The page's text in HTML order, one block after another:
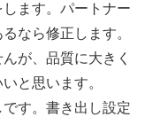
ます。パートナー
なら修正します。
が、品質に大きく
と思います。
す。書き出し設定